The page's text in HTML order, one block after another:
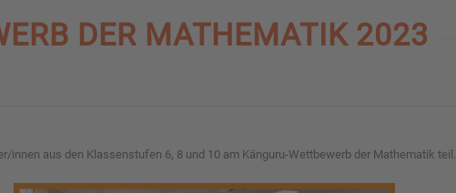
DER MATHEMATIK 2023
innen aus den Klassenstufen 6, 8 und 10 am Känguru-Wettbewerb der Mathematik teil.